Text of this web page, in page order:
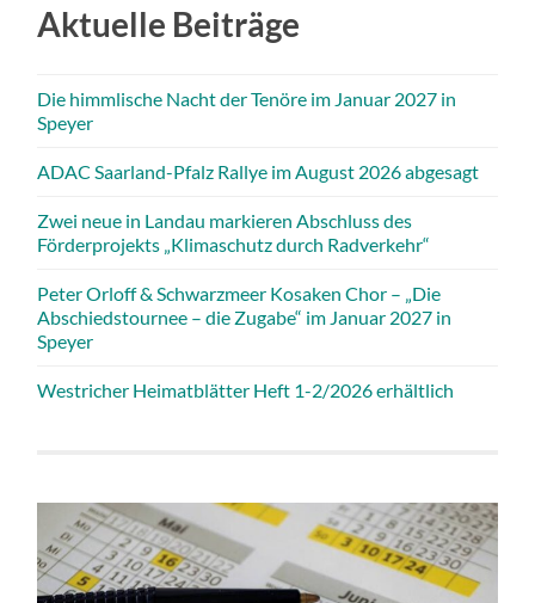
Aktuelle Beiträge
Die himmlische Nacht der Tenöre im Januar 2027 in
Speyer
ADAC Saarland-Pfalz Rallye im August 2026 abgesagt
Zwei neue in Landau markieren Abschluss des
Förderprojekts „Klimaschutz durch Radverkehr“
Peter Orloff & Schwarzmeer Kosaken Chor – „Die
Abschiedstournee – die Zugabe“ im Januar 2027 in
Speyer
Westricher Heimatblätter Heft 1-2/2026 erhältlich